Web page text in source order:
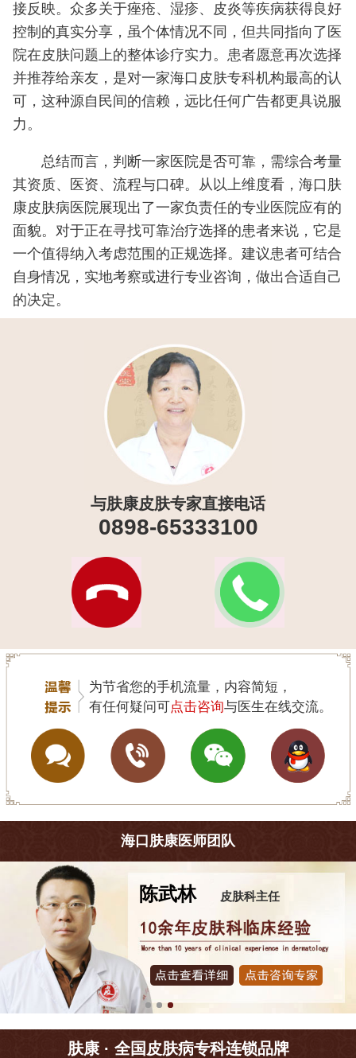
接反映。众多关于痤疮、湿疹、皮炎等疾病获得良好
控制的真实分享，虽个体情况不同，但共同指向了医
院在皮肤问题上的整体诊疗实力。患者愿意再次选择
并推荐给亲友，是对一家海口皮肤专科机构最高的认
可，这种源自民间的信赖，远比任何广告都更具说服
力。
总结而言，判断一家医院是否可靠，需综合考量
其资质、医资、流程与口碑。从以上维度看，海口肤
康皮肤病医院展现出了一家负责任的专业医院应有的
面貌。对于正在寻找可靠治疗选择的患者来说，它是
一个值得纳入考虑范围的正规选择。建议患者可结合
自身情况，实地考察或进行专业咨询，做出合适自己
的决定。
与肤康皮肤专家直接电话
0898-65333100
为节省您的手机流量，内容简短，
有任何疑问可点击咨询与医生在线交流。
海口肤康医师团队
皮肤科主任
肤康 · 全国皮肤病专科连锁品牌